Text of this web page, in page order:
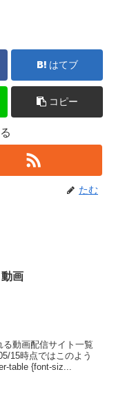
はてブ
コピー
たむ
画
動画配信サイト一覧
15時点ではこのよう
table {font-siz...